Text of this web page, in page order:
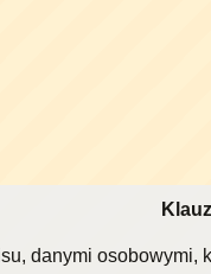
danymi osobowymi,